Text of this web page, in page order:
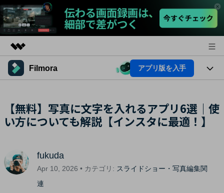
製品
ユーティリティ
概要
ソリューション
企業情報
サポート
Filmora アプリ版を入手
プラットフォーム
AI機能
AIヒント
活用法
Filmoraのユーザー層
動画編集関連知識
【無料】写真に文字を入れるアプリ6選｜使
い方についても解説【インスタに最適！】
fukuda
Apr 10, 2026 • カテゴリ: スライドショー・写真編集関
連